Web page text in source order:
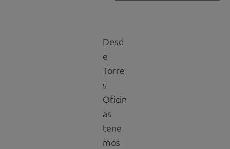
Desd
e
Torre
s
Oficin
as
tene
mos